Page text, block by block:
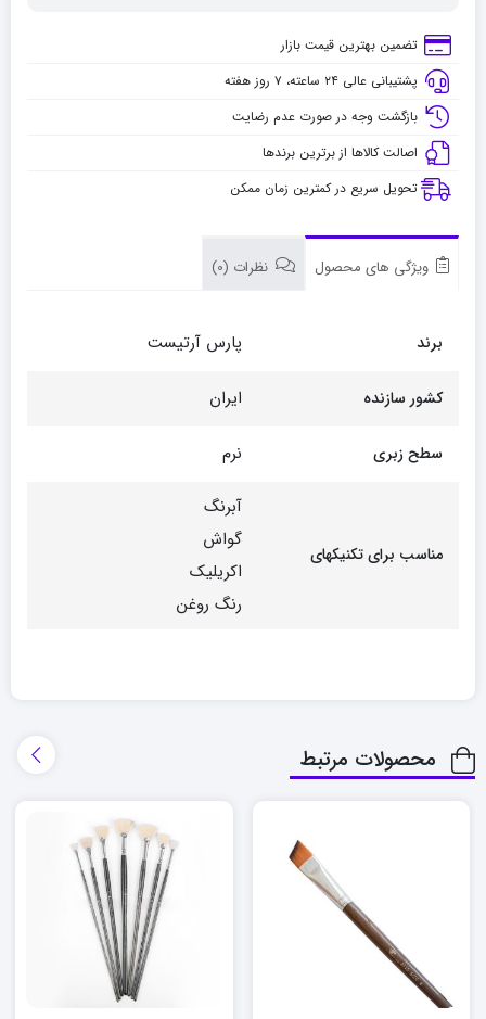
سری
3010
شماره
10
تضمین بهترین قیمت بازار
پشتیبانی عالی ۲۴ ساعته، ۷ روز هفته
بازگشت وجه در صورت عدم رضایت
اصالت کالاها از برترین برندها
تحویل سریع در کمترین زمان ممکن
ویژگی های محصول نظرات (0)
برند پارس آرتیست
کشور سازنده ایران
سطح زبری نرم
مناسب برای تکنیکهای
آبرنگ
گواش
اکریلیک
رنگ روغن
محصولات مرتبط